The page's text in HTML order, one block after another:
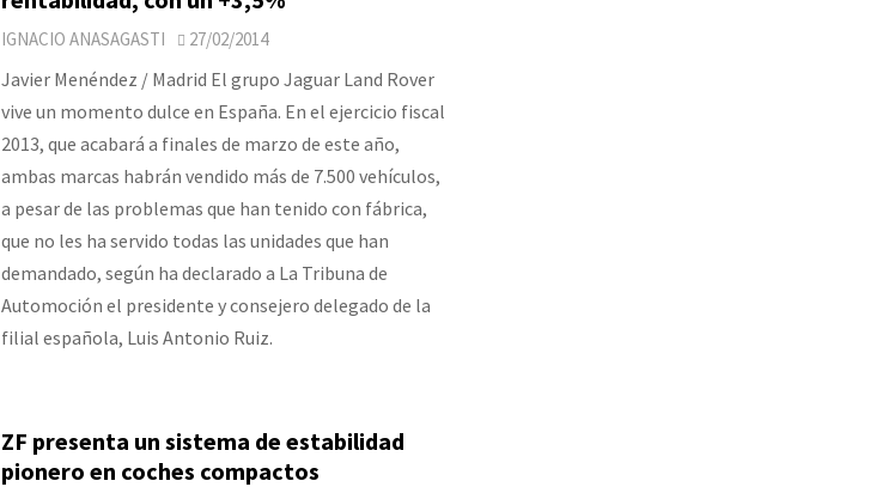
IGNACIO ANASAGASTI 27/02/2014
Javier Menéndez / Madrid El grupo Jaguar Land Rover
vive un momento dulce en España. En el ejercicio fiscal
2013, que acabará a finales de marzo de este año,
ambas marcas habrán vendido más de 7.500 vehículos,
a pesar de las problemas que han tenido con fábrica,
que no les ha servido todas las unidades que han
demandado, según ha declarado a La Tribuna de
Automoción el presidente y consejero delegado de la
filial española, Luis Antonio Ruiz.
ZF presenta un sistema de estabilidad
pionero en coches compactos